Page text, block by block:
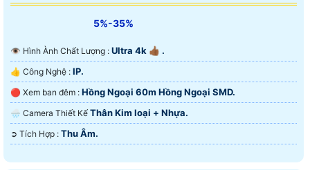
5%-35%
👁 Hình Ành Chất Lượng : Ultra 4k 👍🏾 .
👍 Công Nghệ : IP.
🔴 Xem ban đêm : Hồng Ngoại 60m Hồng Ngoại SMD.
🌧️ Camera Thiết Kế Thân Kim loại + Nhựa.
️➲ Tích Hợp : Thu Âm.